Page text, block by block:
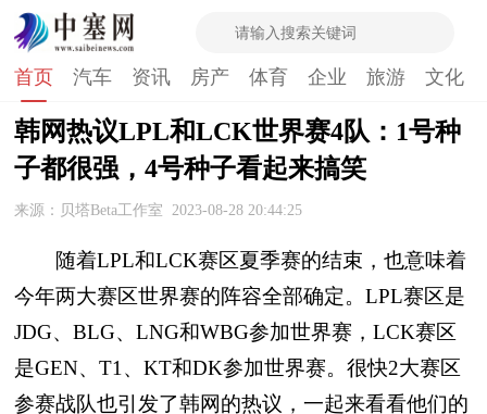
首页 汽车 资讯 房产 体育 企业 旅游 文化
韩网热议LPL和LCK世界赛4队：1号种
子都很强，4号种子看起来搞笑
来源：贝塔Beta工作室 2023-08-28 20:44:25
随着LPL和LCK赛区夏季赛的结束，也意味着
今年两大赛区世界赛的阵容全部确定。LPL赛区是
JDG、BLG、LNG和WBG参加世界赛，LCK赛区
是GEN、T1、KT和DK参加世界赛。很快2大赛区
参赛战队也引发了韩网的热议，一起来看看他们的